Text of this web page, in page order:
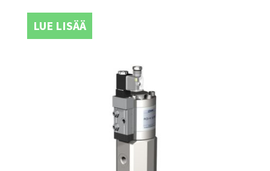
LUE LISÄÄ